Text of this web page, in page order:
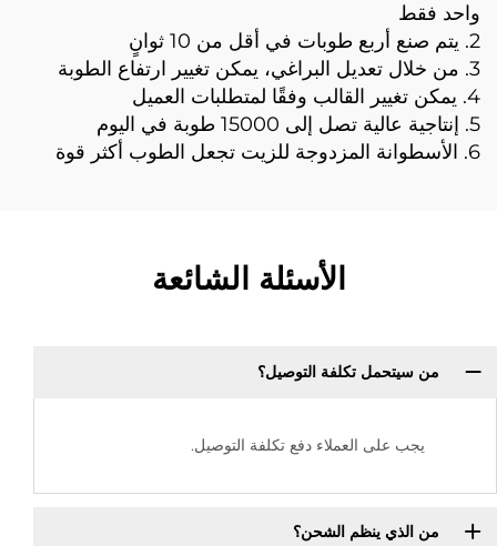
واحد فقط
2. يتم صنع أربع طوبات في أقل من 10 ثوانٍ
3. من خلال تعديل البراغي، يمكن تغيير ارتفاع الطوبة
4. يمكن تغيير القالب وفقًا لمتطلبات العميل
5. إنتاجية عالية تصل إلى 15000 طوبة في اليوم
6. الأسطوانة المزدوجة للزيت تجعل الطوب أكثر قوة
الأسئلة الشائعة
من سيتحمل تكلفة التوصيل؟
يجب على العملاء دفع تكلفة التوصيل.
من الذي ينظم الشحن؟